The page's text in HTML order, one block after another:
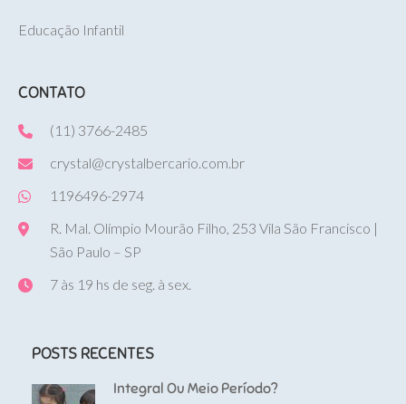
Educação Infantil
CONTATO
(11) 3766-2485
crystal@crystalbercario.com.br
1196496-2974
R. Mal. Olímpio Mourão Filho, 253 Vila São Francisco |
São Paulo – SP
7 às 19 hs de seg. à sex.
POSTS RECENTES
Integral Ou Meio Período?